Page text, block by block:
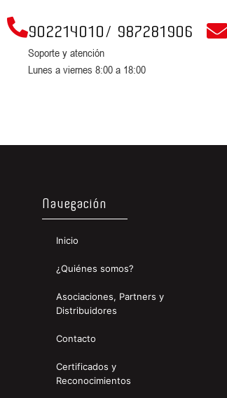
902214010/ 987281906
Soporte y atención
Lunes a viernes 8:00 a 18:00
Navegación
Inicio
¿Quiénes somos?
Asociaciones, Partners y
Distribuidores
Contacto
Certificados y
Reconocimientos